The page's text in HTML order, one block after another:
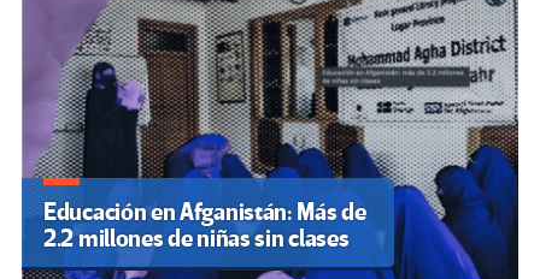
Educación en Afganistán: Más de
2.2 millones de niñas sin clases